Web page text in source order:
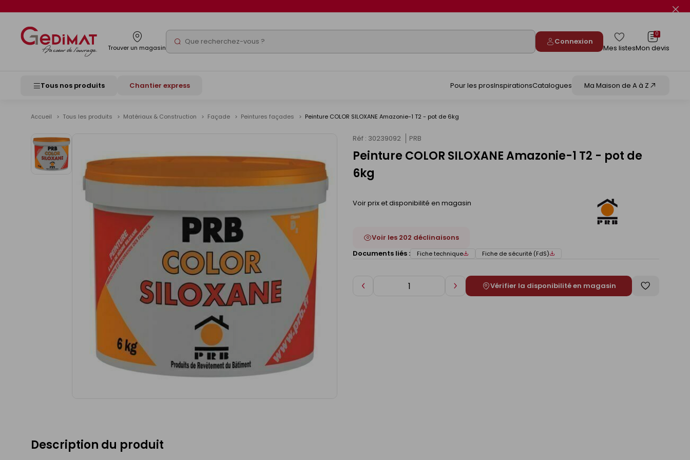
Trouver un magasin Rechercher Connexion
Mes listes
0
Mon devis
Tous nos produits Chantier express Pour les prosInspirationsCatalogues Ma Maison de A à Z
Accueil Tous les produits Matériaux & Construction Façade Peintures façades Peinture COLOR SILOXANE Amazonie-1 T2 - pot de 6kg
images
Réf : 30239092 PRB
Peinture COLOR SILOXANE Amazonie-1 T2 - pot de
6kg
Voir prix et disponibilité en magasin
Voir les 202 déclinaisons
Documents liés :
Fiche technique Fiche de sécurité (FdS)
Diminuer AugmenterVérifier la disponibilité en magasin
Enregistrer
Description du produit